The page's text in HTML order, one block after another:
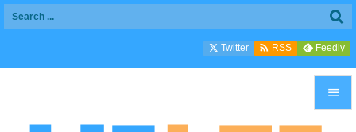

Twitter  RSS Feedly